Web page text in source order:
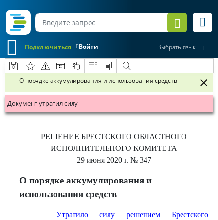
Войти
Подключиться Выбрать язык
О порядке аккумулирования и использования средств
Документ утратил силу
РЕШЕНИЕ БРЕСТСКОГО ОБЛАСТНОГО
ИСПОЛНИТЕЛЬНОГО КОМИТЕТА
29 июня 2020 г. № 347
О порядке аккумулирования и
использования средств
Утратило силу решением Брестского